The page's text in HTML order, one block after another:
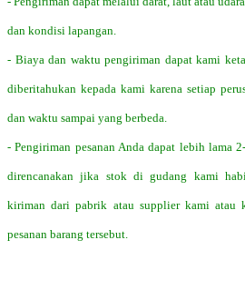
dan kondisi lapangan.
- Biaya dan waktu pengiriman dapat kami
diberitahukan kepada kami karena setiap
dan waktu sampai yang berbeda.
- Pengiriman pesanan Anda dapat lebih lama
direncanakan jika stok di gudang kami
kiriman dari pabrik atau supplier kami atau
pesanan barang tersebut.